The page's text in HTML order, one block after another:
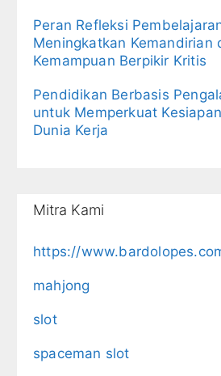
Peran Refleksi
Meningkatkan Kemandirian
Kemampuan Berpikir Kritis
Pendidikan Berbasis
untuk Memperkuat
Dunia Kerja
Mitra Kami
https://
mahjong
slot
spaceman slot